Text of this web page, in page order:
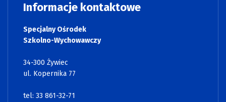
Informacje kontaktowe
Specjalny Ośrodek
Szkolno-Wychowawczy
34-300 Żywiec
ul. Kopernika 77
tel: 33 861-32-71